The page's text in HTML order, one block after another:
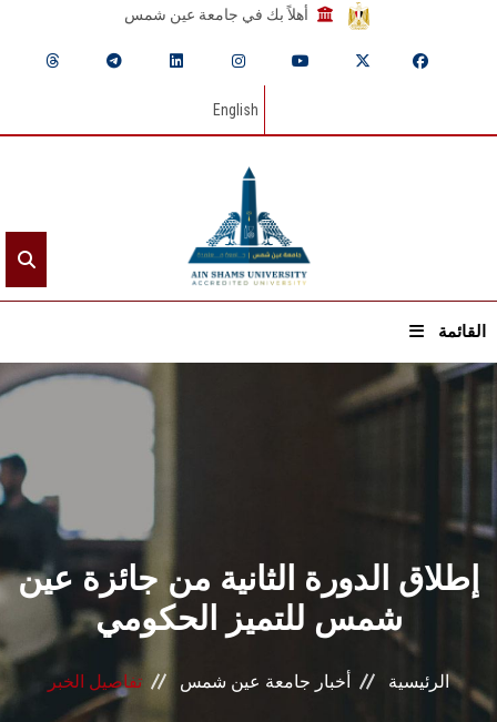
أهلاً بك في جامعة عين شمس
English
القائمة
الرئيسيـة
عن الجامعة
القطاعـات
الشئون الأكاديمية
البحث العلمي
الرعاية الصحية
إطلاق الدورة الثانية من جائزة عين
شمس للتميز الحكومي
الرئيسية أخبار جامعة عين شمس تفاصيل الخبر